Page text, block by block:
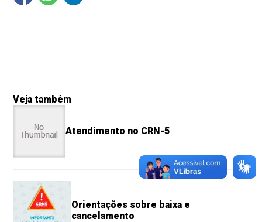
Veja também
Atendimento no CRN-5
Orientações sobre baixa e
cancelamento